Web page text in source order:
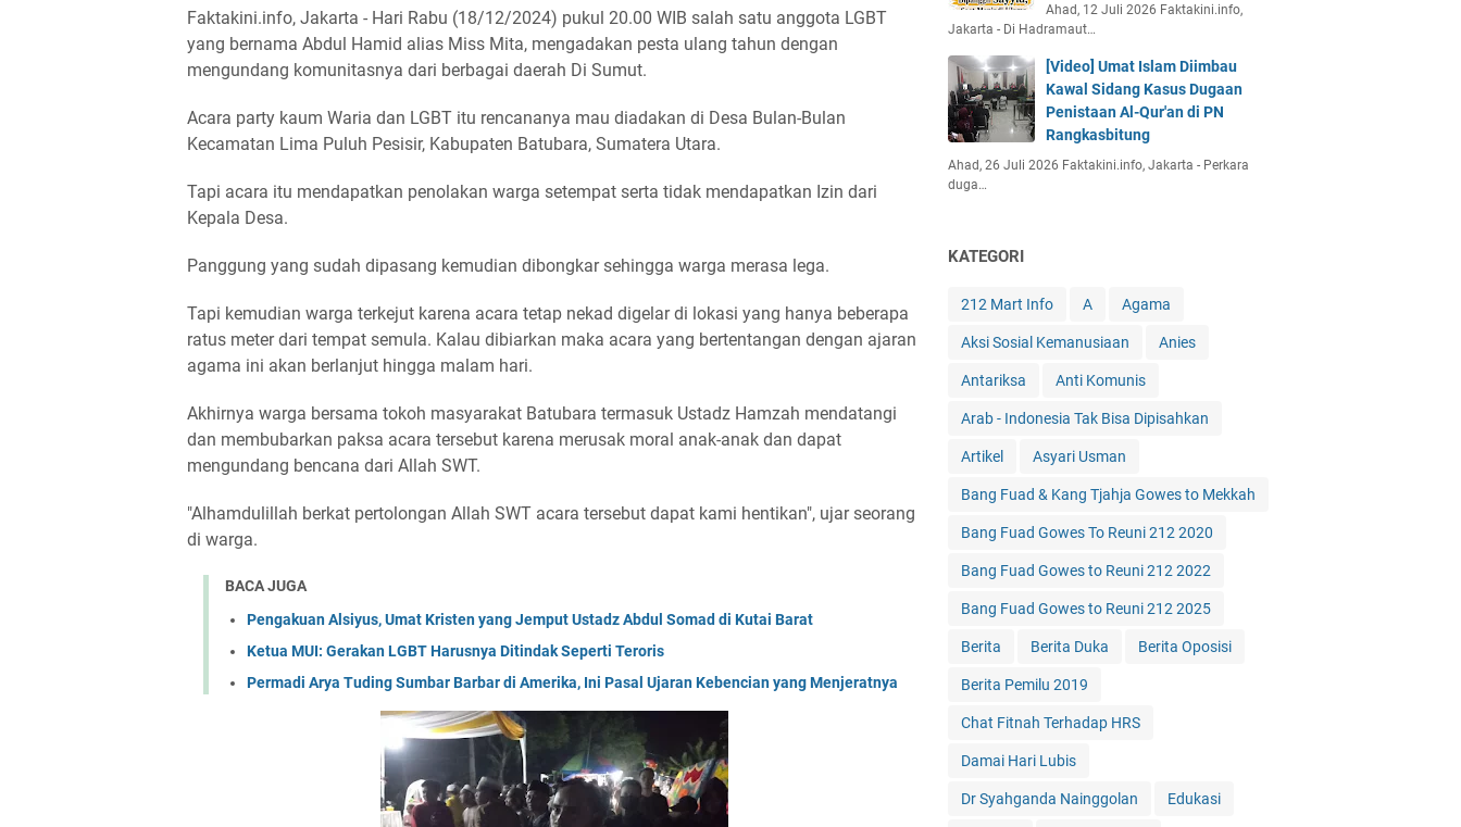
Faktakini.info, Jakarta - Hari Rabu (18/12/2024) pukul 20.00 WIB salah satu anggota LGBT
yang bernama Abdul Hamid alias Miss Mita, mengadakan pesta ulang tahun dengan
mengundang komunitasnya dari berbagai daerah Di Sumut.
Acara party kaum Waria dan LGBT itu rencananya mau diadakan di Desa Bulan-Bulan
Kecamatan Lima Puluh Pesisir, Kabupaten Batubara, Sumatera Utara.
Tapi acara itu mendapatkan penolakan warga setempat serta tidak mendapatkan Izin dari
Kepala Desa.
Panggung yang sudah dipasang kemudian dibongkar sehingga warga merasa lega.
Tapi kemudian warga terkejut karena acara tetap nekad digelar di lokasi yang hanya beberapa
ratus meter dari tempat semula. Kalau dibiarkan maka acara yang bertentangan dengan ajaran
agama ini akan berlanjut hingga malam hari.
Akhirnya warga bersama tokoh masyarakat Batubara termasuk Ustadz Hamzah mendatangi
dan membubarkan paksa acara tersebut karena merusak moral anak-anak dan dapat
mengundang bencana dari Allah SWT.
"Alhamdulillah berkat pertolongan Allah SWT acara tersebut dapat kami hentikan", ujar seorang
di warga.
BACA JUGA
Pengakuan Alsiyus, Umat Kristen yang Jemput Ustadz Abdul Somad di Kutai Barat
Ketua MUI: Gerakan LGBT Harusnya Ditindak Seperti Teroris
Permadi Arya Tuding Sumbar Barbar di Amerika, Ini Pasal Ujaran Kebencian yang Menjeratnya
Ahad, 12 Juli 2026 Faktakini.info,
Jakarta - Di Hadramaut…
[Video] Umat Islam Diimbau
Kawal Sidang Kasus Dugaan
Penistaan Al-Qur'an di PN
Rangkasbitung
Ahad, 26 Juli 2026 Faktakini.info, Jakarta - Perkara
duga…
KATEGORI
212 Mart Info A Agama
Aksi Sosial Kemanusiaan Anies
Antariksa Anti Komunis
Arab - Indonesia Tak Bisa Dipisahkan
Artikel Asyari Usman
Bang Fuad & Kang Tjahja Gowes to Mekkah
Bang Fuad Gowes To Reuni 212 2020
Bang Fuad Gowes to Reuni 212 2022
Bang Fuad Gowes to Reuni 212 2025
Berita Berita Duka Berita Oposisi
Berita Pemilu 2019
Chat Fitnah Terhadap HRS
Damai Hari Lubis
Dr Syahganda Nainggolan Edukasi